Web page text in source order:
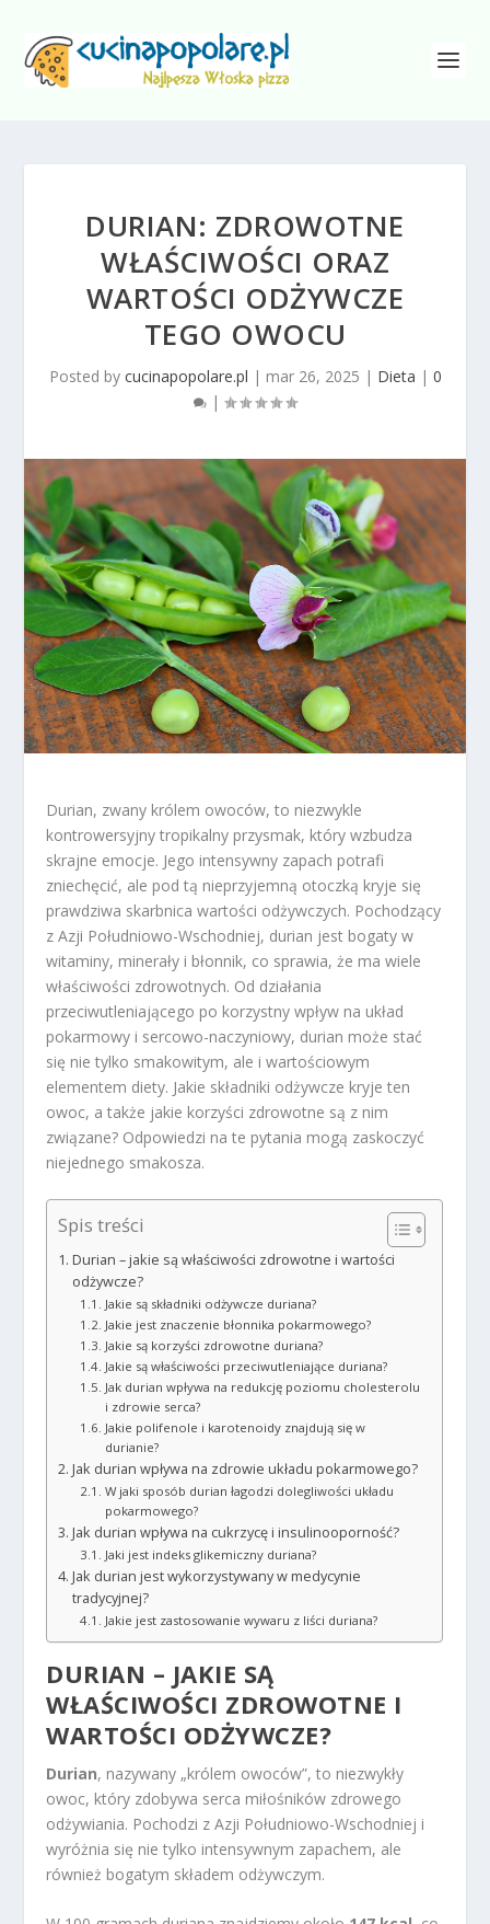
DURIAN: ZDROWOTNE
WŁAŚCIWOŚCI ORAZ
WARTOŚCI ODŻYWCZE
TEGO OWOCU
Posted by cucinapopolare.pl | mar 26, 2025 | Dieta | 0
|
Durian, zwany królem owoców, to niezwykle
kontrowersyjny tropikalny przysmak, który wzbudza
skrajne emocje. Jego intensywny zapach potrafi
zniechęcić, ale pod tą nieprzyjemną otoczką kryje się
prawdziwa skarbnica wartości odżywczych. Pochodzący
z Azji Południowo-Wschodniej, durian jest bogaty w
witaminy, minerały i błonnik, co sprawia, że ma wiele
właściwości zdrowotnych. Od działania
przeciwutleniającego po korzystny wpływ na układ
pokarmowy i sercowo-naczyniowy, durian może stać
się nie tylko smakowitym, ale i wartościowym
elementem diety. Jakie składniki odżywcze kryje ten
owoc, a także jakie korzyści zdrowotne są z nim
związane? Odpowiedzi na te pytania mogą zaskoczyć
niejednego smakosza.
Spis treści
Durian – jakie są właściwości zdrowotne i wartości
odżywcze?
Jakie są składniki odżywcze duriana?
Jakie jest znaczenie błonnika pokarmowego?
Jakie są korzyści zdrowotne duriana?
Jakie są właściwości przeciwutleniające duriana?
Jak durian wpływa na redukcję poziomu cholesterolu
i zdrowie serca?
Jakie polifenole i karotenoidy znajdują się w
durianie?
Jak durian wpływa na zdrowie układu pokarmowego?
W jaki sposób durian łagodzi dolegliwości układu
pokarmowego?
Jak durian wpływa na cukrzycę i insulinooporność?
Jaki jest indeks glikemiczny duriana?
Jak durian jest wykorzystywany w medycynie
tradycyjnej?
Jakie jest zastosowanie wywaru z liści duriana?
DURIAN – JAKIE SĄ
WŁAŚCIWOŚCI ZDROWOTNE I
WARTOŚCI ODŻYWCZE?
Durian, nazywany „królem owoców”, to niezwykły
owoc, który zdobywa serca miłośników zdrowego
odżywiania. Pochodzi z Azji Południowo-Wschodniej i
wyróżnia się nie tylko intensywnym zapachem, ale
również bogatym składem odżywczym.